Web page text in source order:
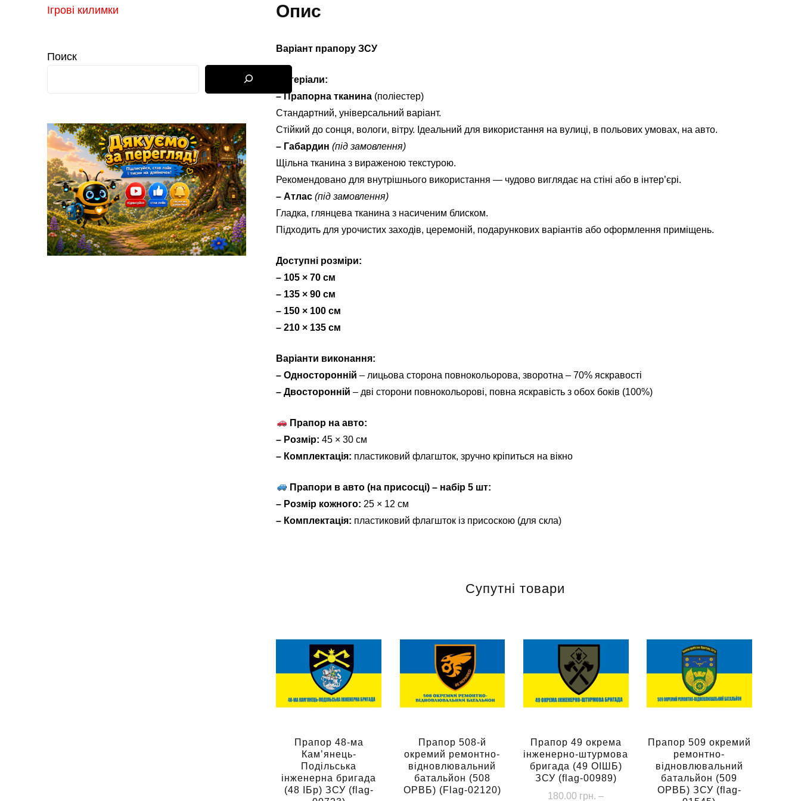
Опис
Варіант прапору ЗСУ
Матеріали:
– Прапорна тканина (поліестер)
Стандартний, універсальний варіант.
Стійкий до сонця, вологи, вітру. Ідеальний для використання на вулиці, в польових умовах, на авто.
– Габардин (під замовлення)
Щільна тканина з вираженою текстурою.
Рекомендовано для внутрішнього використання — чудово виглядає на стіні або в інтер’єрі.
– Атлас (під замовлення)
Гладка, глянцева тканина з насиченим блиском.
Підходить для урочистих заходів, церемоній, подарункових варіантів або оформлення приміщень.
Доступні розміри:
– 105 × 70 см
– 135 × 90 см
– 150 × 100 см
– 210 × 135 см
Варіанти виконання:
– Односторонній – лицьова сторона повнокольорова, зворотна – 70% яскравості
– Двосторонній – дві сторони повнокольорові, повна яскравість з обох боків (100%)
Прапор на авто:
– Розмір: 45 × 30 см
– Комплектація: пластиковий флагшток, зручно кріпиться на вікно
Прапори в авто (на присосці) – набір 5 шт:
– Розмір кожного: 25 × 12 см
– Комплектація: пластиковий флагшток із присоскою (для скла)
Супутні товари
Прапор 48-ма
Кам’янець-
Подільська
інженерна бригада
(48 ІБр) ЗСУ (flag-
Прапор 508-й
окремий ремонтно-
відновлювальний
батальйон (508
ОРВБ) (Flag-02120)
Прапор 49 окрема
інженерно-штурмова
бригада (49 ОІШБ)
ЗСУ (flag-00989)
180.00 грн. –
Прапор 509 окремий
ремонтно-
відновлювальний
батальйон (509
ОРВБ) ЗСУ (flag-
Ігрові килимки
Поиск